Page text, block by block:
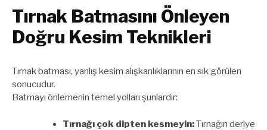
Tırnak Batmasını Önleyen
Doğru Kesim Teknikleri
Tırnak batması, yanlış kesim alışkanlıklarının en sık görülen
sonucudur.
Batmayı önlemenin temel yolları şunlardır:
Tırnağı çok dipten kesmeyin:Tırnağın deriye